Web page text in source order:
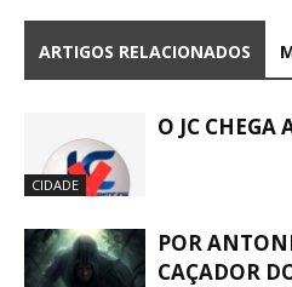
ARTIGOS RELACIONADOS
CIDADE
O JC CHEGA
POR
CAÇADOR